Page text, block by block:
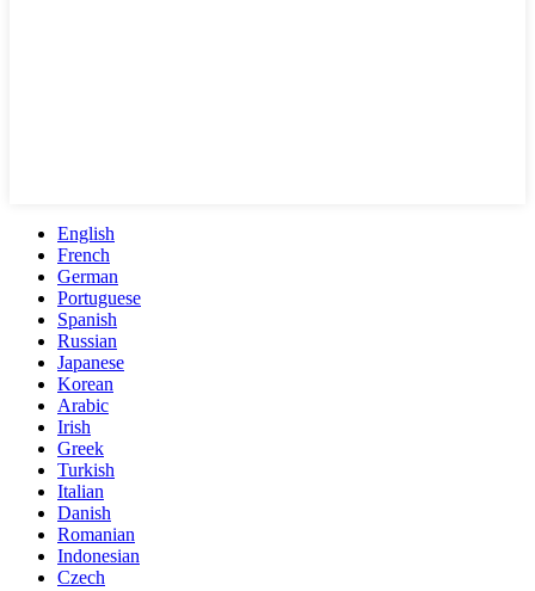
English
French
German
Portuguese
Spanish
Russian
Japanese
Korean
Arabic
Irish
Greek
Turkish
Italian
Danish
Romanian
Indonesian
Czech